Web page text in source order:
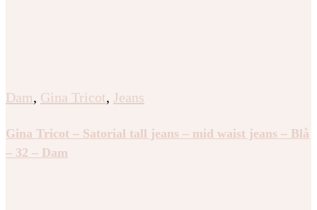
Dam, Gina Tricot, Jeans
Gina Tricot – Satorial tall jeans – mid waist jeans – Blå
– 32 – Dam